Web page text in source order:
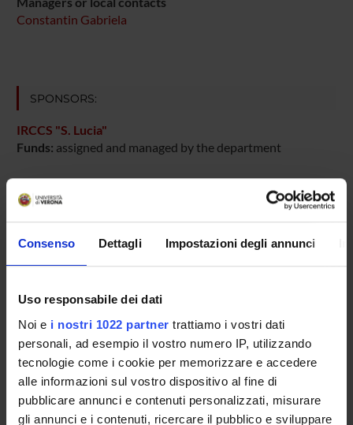
Consenso Dettagli Impostazioni degli annunci
Uso responsabile dei dati
Noi e i nostri 1022 partner trattiamo i vostri dati
personali, ad esempio il vostro numero IP, utilizzando
tecnologie come i cookie per memorizzare e accedere
alle informazioni sul vostro dispositivo al fine di
pubblicare annunci e contenuti personalizzati, misurare
gli annunci e i contenuti, ricercare il pubblico e sviluppare
Constantin Gabriela
SPONSORS:
IRCCS "S. Lucia"
Funds: assigned and managed by the department
Gabriela Constantin
Full Professor
Cinzia Giagulli
Carlo Laudanna
Full Professor
Barbara Rossi
Assistant Professor